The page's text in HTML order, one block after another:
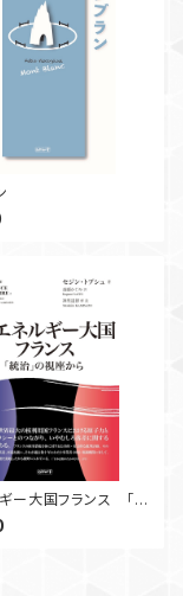
ー大国フランス 「統
ら